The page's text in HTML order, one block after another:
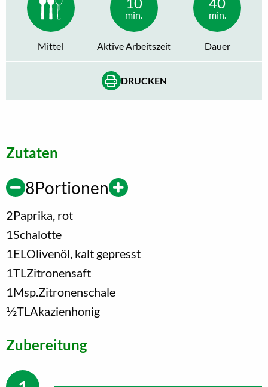
Mittel
min.
Aktive Arbeitszeit
min.
Dauer
DRUCKEN
Zutaten
8Portionen
2Paprika, rot
1 Schalotte
1 EL Olivenöl, kalt gepresst
1TL Zitronensaft
1 Msp. Zitronenschale
1/2TL Akazienhonig
Zubereitung